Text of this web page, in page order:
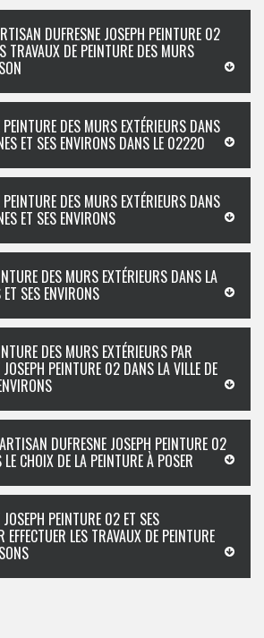
DUFRESNE JOSEPH PEINTURE 02
TRAVAUX DE PEINTURE DES MURS
DES MURS EXTÉRIEURS DANS
ET SES ENVIRONS DANS LE 02220
DES MURS EXTÉRIEURS DANS
ET SES ENVIRONS
DES MURS EXTÉRIEURS DANS LA
SES ENVIRONS
DES MURS EXTÉRIEURS PAR
PEINTURE 02 DANS LA VILLE DE
DUFRESNE JOSEPH PEINTURE 02
CHOIX DE LA PEINTURE À POSER
PEINTURE 02 ET SES
EFFECTUER LES TRAVAUX DE PEINTURE